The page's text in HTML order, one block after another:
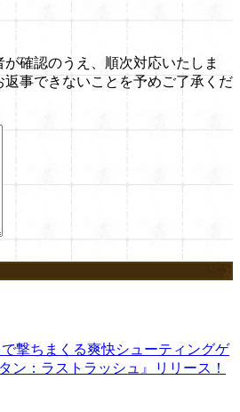
確認のうえ、順次対応いたしま
事できないことを予めご了承くだ
撃ちまくる爽快シューティングゲ
ン：ラストラッシュ』リリース！